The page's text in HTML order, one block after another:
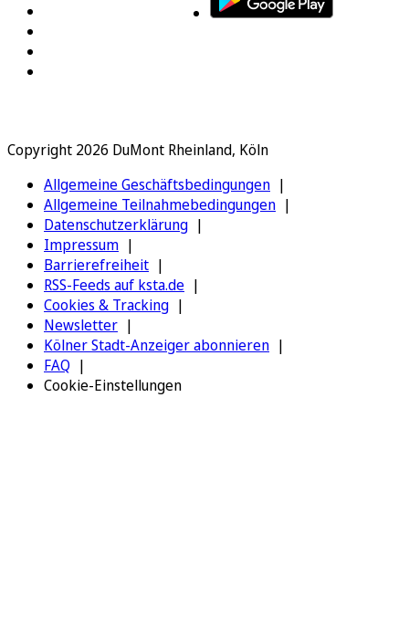
Copyright 2026 DuMont Rheinland, Köln
Allgemeine Geschäftsbedingungen
Allgemeine Teilnahmebedingungen
Datenschutzerklärung
Impressum
Barrierefreiheit
RSS-Feeds auf ksta.de
Cookies & Tracking
Newsletter
Kölner Stadt-Anzeiger abonnieren
FAQ
Cookie-Einstellungen